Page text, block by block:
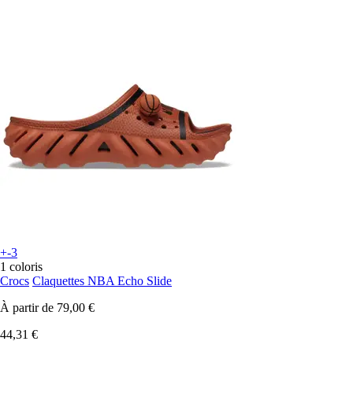
+-3
1 coloris
Crocs Claquettes NBA Echo Slide
À partir de 79,00 €
44,31 €